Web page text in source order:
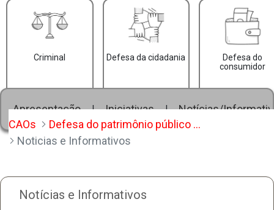
Criminal Defesa da cidadania
Defesa do
consumidor
Apresentação | Iniciativas |
Notícias/
CAOs
Defesa do patrimônio público e terceiro setor
Noticias e Informativos
Notícias e Informativos